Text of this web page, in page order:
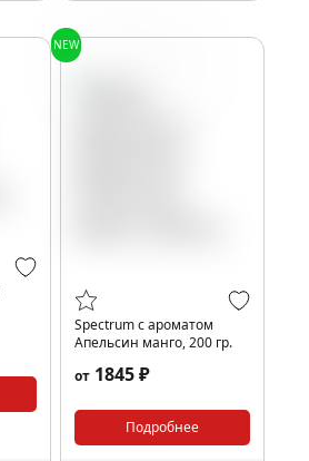
NEW
Spectrum с ароматом
Апельсин манго, 200 гр.
от 1845 ₽
Подробнее